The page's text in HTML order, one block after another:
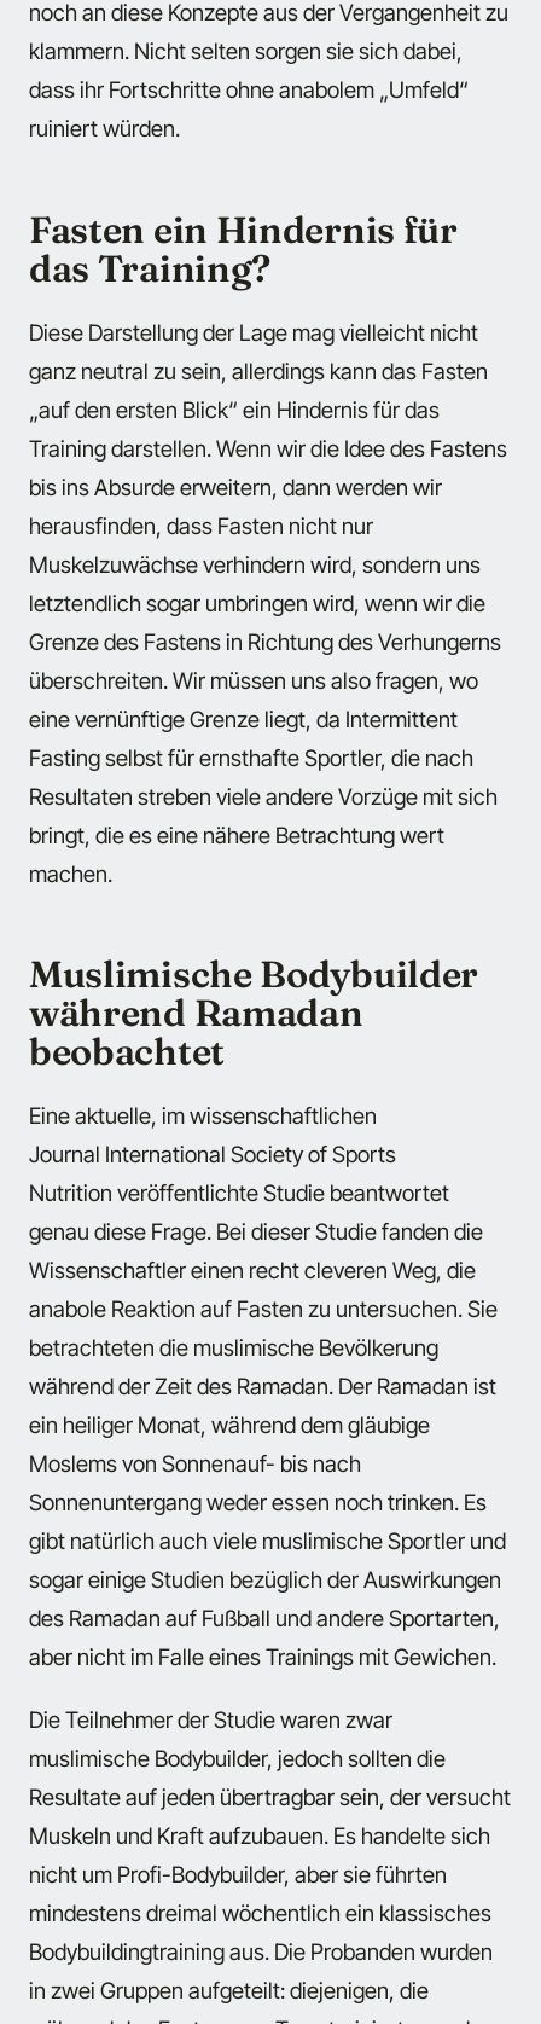
noch an diese Konzepte aus der Vergangenheit zu
klammern. Nicht selten sorgen sie sich dabei,
dass ihr Fortschritte ohne anabolem „Umfeld“
ruiniert würden.
Fasten ein Hindernis für
das Training?
Diese Darstellung der Lage mag vielleicht nicht
ganz neutral zu sein, allerdings kann das Fasten
„auf den ersten Blick“ ein Hindernis für das
Training darstellen. Wenn wir die Idee des Fastens
bis ins Absurde erweitern, dann werden wir
herausfinden, dass Fasten nicht nur
Muskelzuwächse verhindern wird, sondern uns
letztendlich sogar umbringen wird, wenn wir die
Grenze des Fastens in Richtung des Verhungerns
überschreiten. Wir müssen uns also fragen, wo
eine vernünftige Grenze liegt, da Intermittent
Fasting selbst für ernsthafte Sportler, die nach
Resultaten streben viele andere Vorzüge mit sich
bringt, die es eine nähere Betrachtung wert
machen.
Muslimische Bodybuilder
während Ramadan
beobachtet
Eine aktuelle, im wissenschaftlichen
Journal International Society of Sports
Nutrition veröffentlichte Studie beantwortet
genau diese Frage. Bei dieser Studie fanden die
Wissenschaftler einen recht cleveren Weg, die
anabole Reaktion auf Fasten zu untersuchen. Sie
betrachteten die muslimische Bevölkerung
während der Zeit des Ramadan. Der Ramadan ist
ein heiliger Monat, während dem gläubige
Moslems von Sonnenauf- bis nach
Sonnenuntergang weder essen noch trinken. Es
gibt natürlich auch viele muslimische Sportler und
sogar einige Studien bezüglich der Auswirkungen
des Ramadan auf Fußball und andere Sportarten,
aber nicht im Falle eines Trainings mit Gewichen.
Die Teilnehmer der Studie waren zwar
muslimische Bodybuilder, jedoch sollten die
Resultate auf jeden übertragbar sein, der versucht
Muskeln und Kraft aufzubauen. Es handelte sich
nicht um Profi-Bodybuilder, aber sie führten
mindestens dreimal wöchentlich ein klassisches
Bodybuildingtraining aus. Die Probanden wurden
in zwei Gruppen aufgeteilt: diejenigen, die